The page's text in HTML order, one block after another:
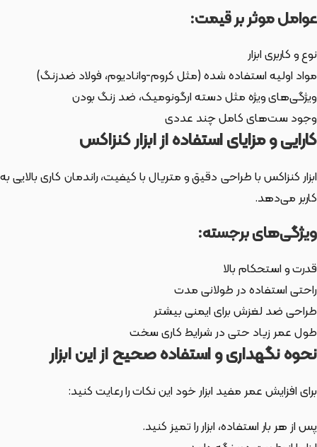
عوامل موثر بر قیمت:
نوع و کاربری ابزار
مواد اولیه استفاده شده (مثل کروم-وانادیوم، فولاد ضدزنگ)
ویژگی‌های ویژه مثل دسته ارگونومیک، ضد زنگ بودن
وجود ست‌های کامل چند عددی
کارایی و مزایای استفاده از ابزار کنزاکس
ابزار کنزاکس با طراحی دقیق و متریال با کیفیت، راندمان کاری بالایی به
کاربر می‌دهد.
ویژگی‌های برجسته:
قدرت و استحکام بالا
راحتی استفاده در طولانی مدت
طراحی ضد لغزش برای ایمنی بیشتر
طول عمر زیاد حتی در شرایط کاری سخت
نحوه نگهداری و استفاده صحیح از این ابزار
برای افزایش عمر مفید ابزار خود این نکات را رعایت کنید:
پس از هر بار استفاده، ابزار را تمیز کنید.